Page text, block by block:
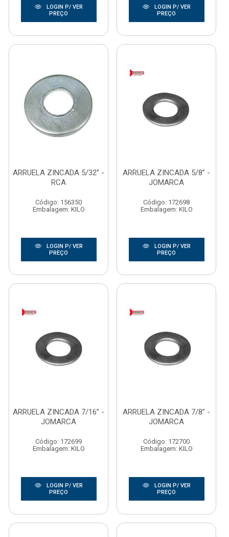
LOGIN P/ VER
PREÇO
LOGIN P/ VER
PREÇO
ARRUELA ZINCADA 5/32” -
RCA
Código: 156350
Embalagem: KILO
LOGIN P/ VER
PREÇO
ARRUELA ZINCADA 5/8” -
JOMARCA
Código: 172698
Embalagem: KILO
LOGIN P/ VER
PREÇO
ARRUELA ZINCADA 7/16” -
JOMARCA
Código: 172699
Embalagem: KILO
LOGIN P/ VER
PREÇO
ARRUELA ZINCADA 7/8” -
JOMARCA
Código: 172700
Embalagem: KILO
LOGIN P/ VER
PREÇO